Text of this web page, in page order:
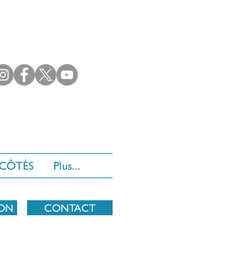
Plus...
CONTACT